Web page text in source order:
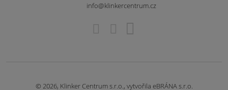
info@klinkercentrum.cz
© 2026, Klinker Centrum s.r.o., vytvořila eBRÁNA s.r.o.